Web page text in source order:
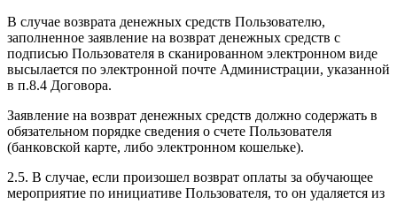
В случае возврата денежных средств Пользователю,
заполненное заявление на возврат денежных средств с
подписью Пользователя в сканированном электронном виде
высылается по электронной почте Администрации, указанной
в п.8.4 Договора.
Заявление на возврат денежных средств должно содержать в
обязательном порядке сведения о счете Пользователя
(банковской карте, либо электронном кошельке).
2.5. В случае, если произошел возврат оплаты за обучающее
мероприятие по инициативе Пользователя, то он удаляется из